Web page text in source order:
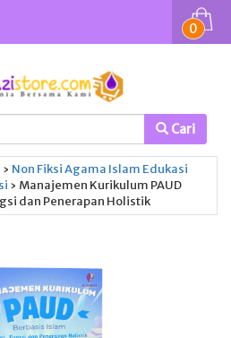
Cari
0
› Non FiksiAgama Islam Edukasi
› Manajemen Kurikulum PAUD
dan Penerapan Holistik